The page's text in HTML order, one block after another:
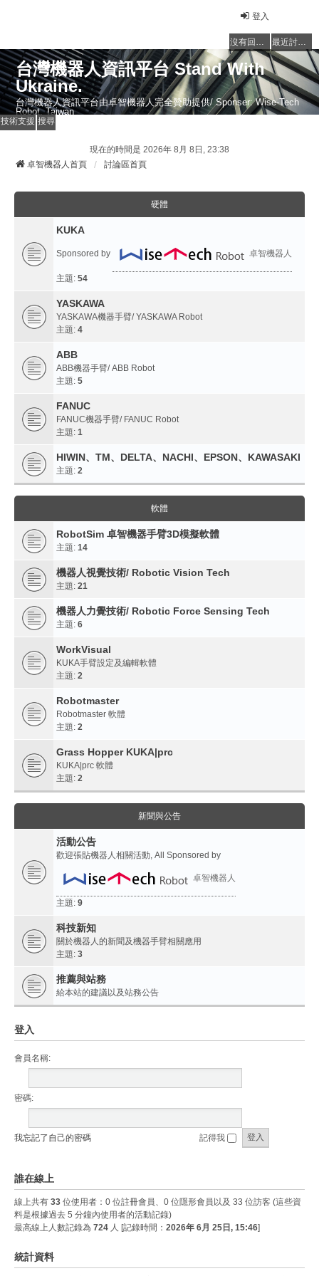
登入
沒有回覆的主題 最近討論的主題
台灣機器人資訊平台 Stand With
Ukraine.
台灣機器人資訊平台由卓智機器人完全贊助提供/ Sponser: Wise-Tech
Robot, Taiwan
技術支援 搜尋
現在的時間是 2026年 8月 8日, 23:38
卓智機器人首頁
討論區首頁
硬體
KUKA
Sponsored by 卓智機器人
主題: 54
YASKAWA
YASKAWA機器手臂/ YASKAWA Robot
主題: 4
ABB
ABB機器手臂/ ABB Robot
主題: 5
FANUC
FANUC機器手臂/ FANUC Robot
主題: 1
HIWIN、TM、DELTA、NACHI、EPSON、KAWASAKI
主題: 2
軟體
RobotSim 卓智機器手臂3D模擬軟體
主題: 14
機器人視覺技術/ Robotic Vision Tech
主題: 21
機器人力覺技術/ Robotic Force Sensing Tech
主題: 6
WorkVisual
KUKA手臂設定及編輯軟體
主題: 2
Robotmaster
Robotmaster 軟體
主題: 2
Grass Hopper KUKA|prc
KUKA|prc 軟體
主題: 2
新聞與公告
活動公告
歡迎張貼機器人相關活動, All Sponsored by
卓智機器人
主題: 9
科技新知
關於機器人的新聞及機器手臂相關應用
主題: 3
推薦與站務
給本站的建議以及站務公告
登入
會員名稱:
密碼:
我忘記了自己的密碼 記得我
誰在線上
線上共有 33 位使用者：0 位註冊會員、0 位隱形會員以及 33 位訪客 (這些資
料是根據過去 5 分鐘內使用者的活動記錄)
最高線上人數記錄為 724 人 [記錄時間： 2026年 6月 25日, 15:46]
統計資料